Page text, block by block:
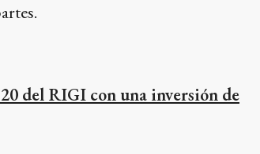
del RIGI con una inversión de